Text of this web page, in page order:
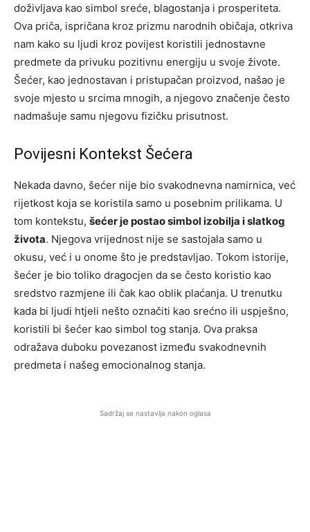
doživljava kao simbol sreće, blagostanja i prosperiteta.
Ova priča, ispričana kroz prizmu narodnih običaja, otkriva
nam kako su ljudi kroz povijest koristili jednostavne
predmete da privuku pozitivnu energiju u svoje živote.
Šećer, kao jednostavan i pristupačan proizvod, našao je
svoje mjesto u srcima mnogih, a njegovo značenje često
nadmašuje samu njegovu fizičku prisutnost.
Povijesni Kontekst Šećera
Nekada davno, šećer nije bio svakodnevna namirnica, već
rijetkost koja se koristila samo u posebnim prilikama. U
tom kontekstu, šećer je postao simbol izobilja i slatkog
života. Njegova vrijednost nije se sastojala samo u
okusu, već i u onome što je predstavljao. Tokom istorije,
šećer je bio toliko dragocjen da se često koristio kao
sredstvo razmjene ili čak kao oblik plaćanja. U trenutku
kada bi ljudi htjeli nešto označiti kao srećno ili uspješno,
koristili bi šećer kao simbol tog stanja. Ova praksa
odražava duboku povezanost između svakodnevnih
predmeta i našeg emocionalnog stanja.
Sadržaj se nastavlja nakon oglasa